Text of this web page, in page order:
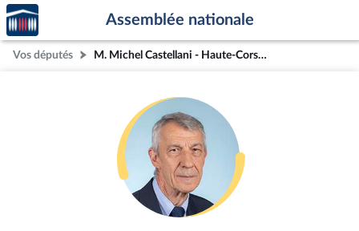
Aller au contenu
Aller en bas de la page
Accèder
à la
page
d'accueil
Assemblée nationale
Vos députés M. Michel Castellani - Haute-Corse (1re circonscription)